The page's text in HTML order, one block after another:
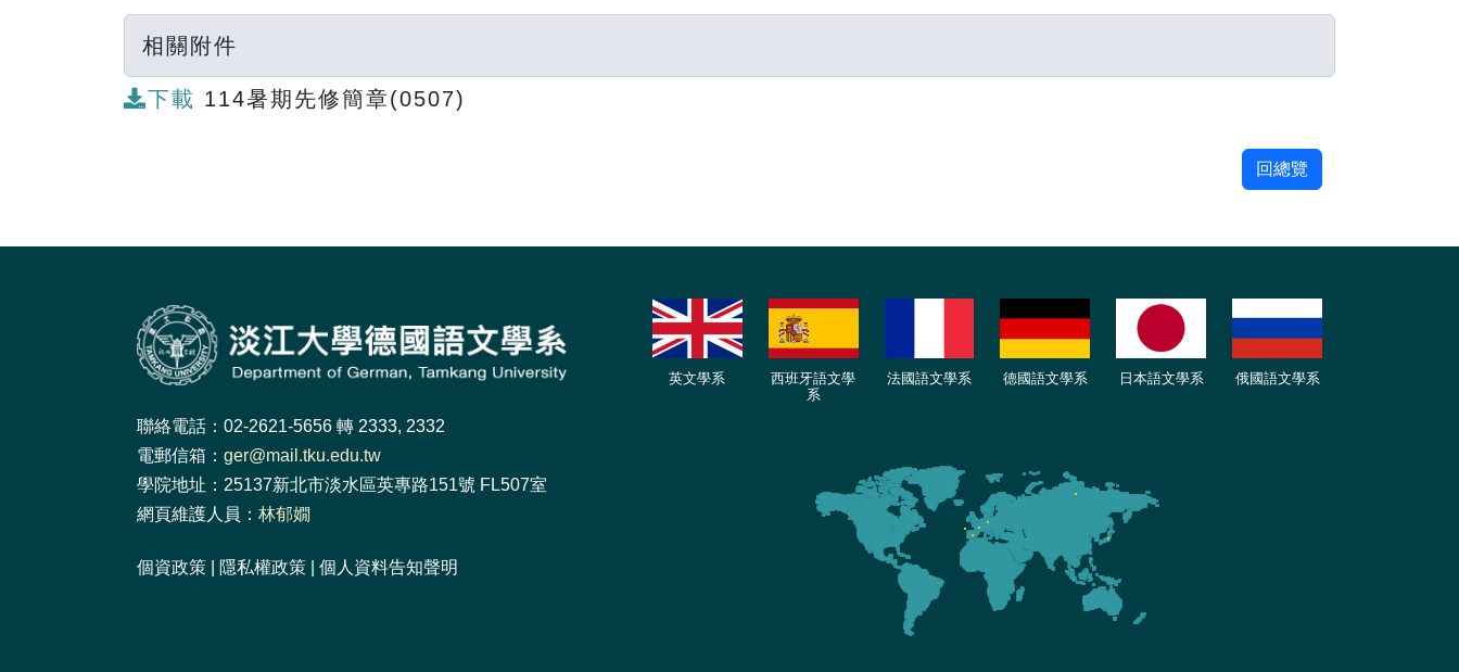
相關附件
下載 114暑期先修簡章(0507)
回總覽
聯絡電話：02-2621-5656 轉 2333, 2332
電郵信箱： ger@mail.tku.edu.tw
學院地址：25137新北市淡水區英專路151號 FL507室
網頁維護人員： 林郁嫺
個資政策 隱私權政策 個人資料告知聲明
英文學系
西班牙語文學
系
法國語文學系 德國語文學系 日本語文學系 俄國語文學系